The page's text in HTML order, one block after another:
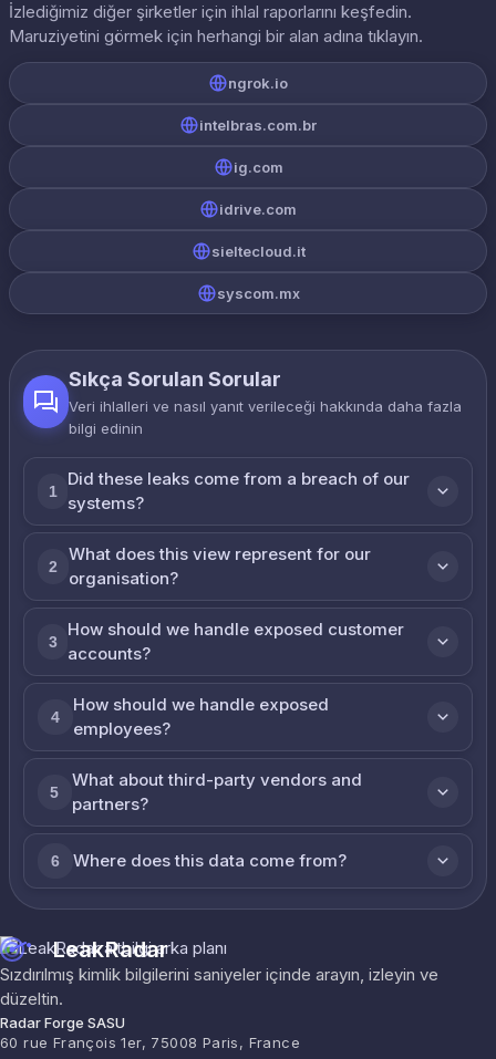
İzlediğimiz diğer şirketler için ihlal raporlarını keşfedin.
Maruziyetini görmek için herhangi bir alan adına tıklayın.
ngrok.io
intelbras.com.br
ig.com
idrive.com
sieltecloud.it
syscom.mx
Sıkça Sorulan Sorular
Veri ihlalleri ve nasıl yanıt verileceği hakkında daha fazla
bilgi edinin
1
Did these leaks come from a breach of our
systems?
2
What does this view represent for our
organisation?
3
How should we handle exposed customer
accounts?
4
How should we handle exposed
employees?
5
What about third-party vendors and
partners?
6 Where does this data come from?
LeakRadar
Sızdırılmış kimlik bilgilerini saniyeler içinde arayın, izleyin ve
düzeltin.
Radar Forge SASU
60 rue François 1er, 75008 Paris, France